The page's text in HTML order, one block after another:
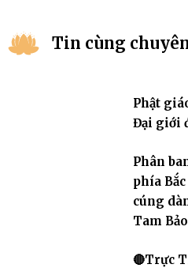
Tin cùng
Phật
Đại giới
Phân
phía
cúng
Tam
🔴Trực